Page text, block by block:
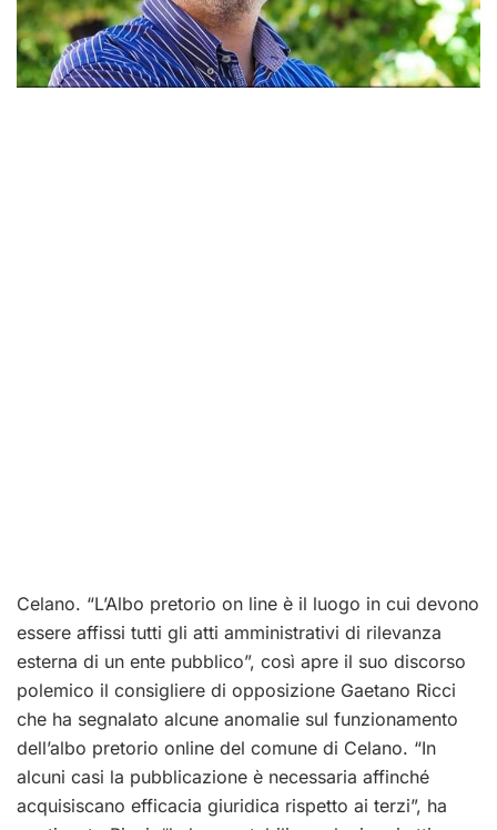
Celano. “L’Albo pretorio on line è il luogo in cui devono
essere affissi tutti gli atti amministrativi di rilevanza
esterna di un ente pubblico”, così apre il suo discorso
polemico il consigliere di opposizione Gaetano Ricci
che ha segnalato alcune anomalie sul funzionamento
dell’albo pretorio online del comune di Celano. “In
alcuni casi la pubblicazione è necessaria affinché
acquisiscano efficacia giuridica rispetto ai terzi”, ha